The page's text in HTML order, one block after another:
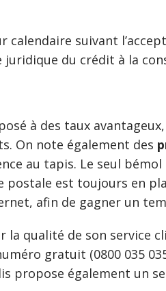
calendaire suivant
juridique du crédit à la
à des taux
On note également des
au tapis. Le seul bémol
est toujours en
afin de gagner un
la qualité de son service
gratuit (0800 035
propose également un